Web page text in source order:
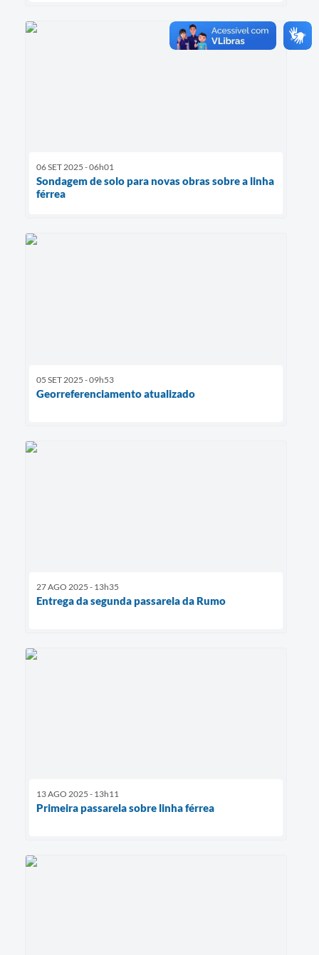
06 SET 2025 - 06h01
Sondagem de solo para novas obras sobre a linha
férrea
05 SET 2025 - 09h53
Georreferenciamento atualizado
27 AGO 2025 - 13h35
Entrega da segunda passarela da Rumo
13 AGO 2025 - 13h11
Primeira passarela sobre linha férrea